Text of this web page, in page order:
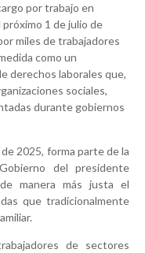
por trabajo en
1 de julio de
miles de trabajadores
como un
derechos laborales que,
sociales,
durante gobiernos
2025, forma parte de la
del presidente
manera más justa el
que tradicionalmente
de sectores